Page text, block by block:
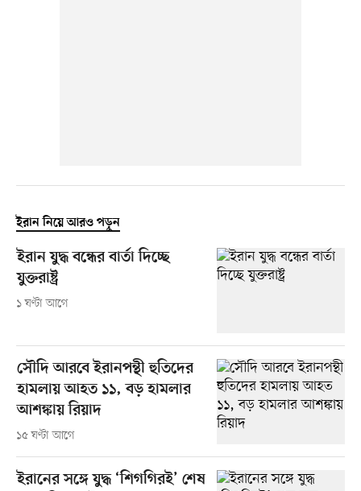
ইরান নিয়ে আরও পড়ুন
ইরান যুদ্ধ বন্ধের বার্তা দিচ্ছে
যুক্তরাষ্ট্র
১ ঘণ্টা আগে
সৌদি আরবে ইরানপন্থী হুতিদের
হামলায় আহত ১১, বড় হামলার
আশঙ্কায় রিয়াদ
১৫ ঘণ্টা আগে
ইরানের সঙ্গে যুদ্ধ ‘শিগগিরই’ শেষ